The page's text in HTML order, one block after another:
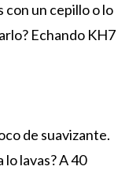
con un cepillo o lo
Echando KH7
de suavizante.
lavas? A 40